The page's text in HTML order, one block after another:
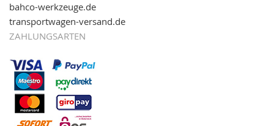
bahco-werkzeuge.de
transportwagen-versand.de
ZAHLUNGSARTEN